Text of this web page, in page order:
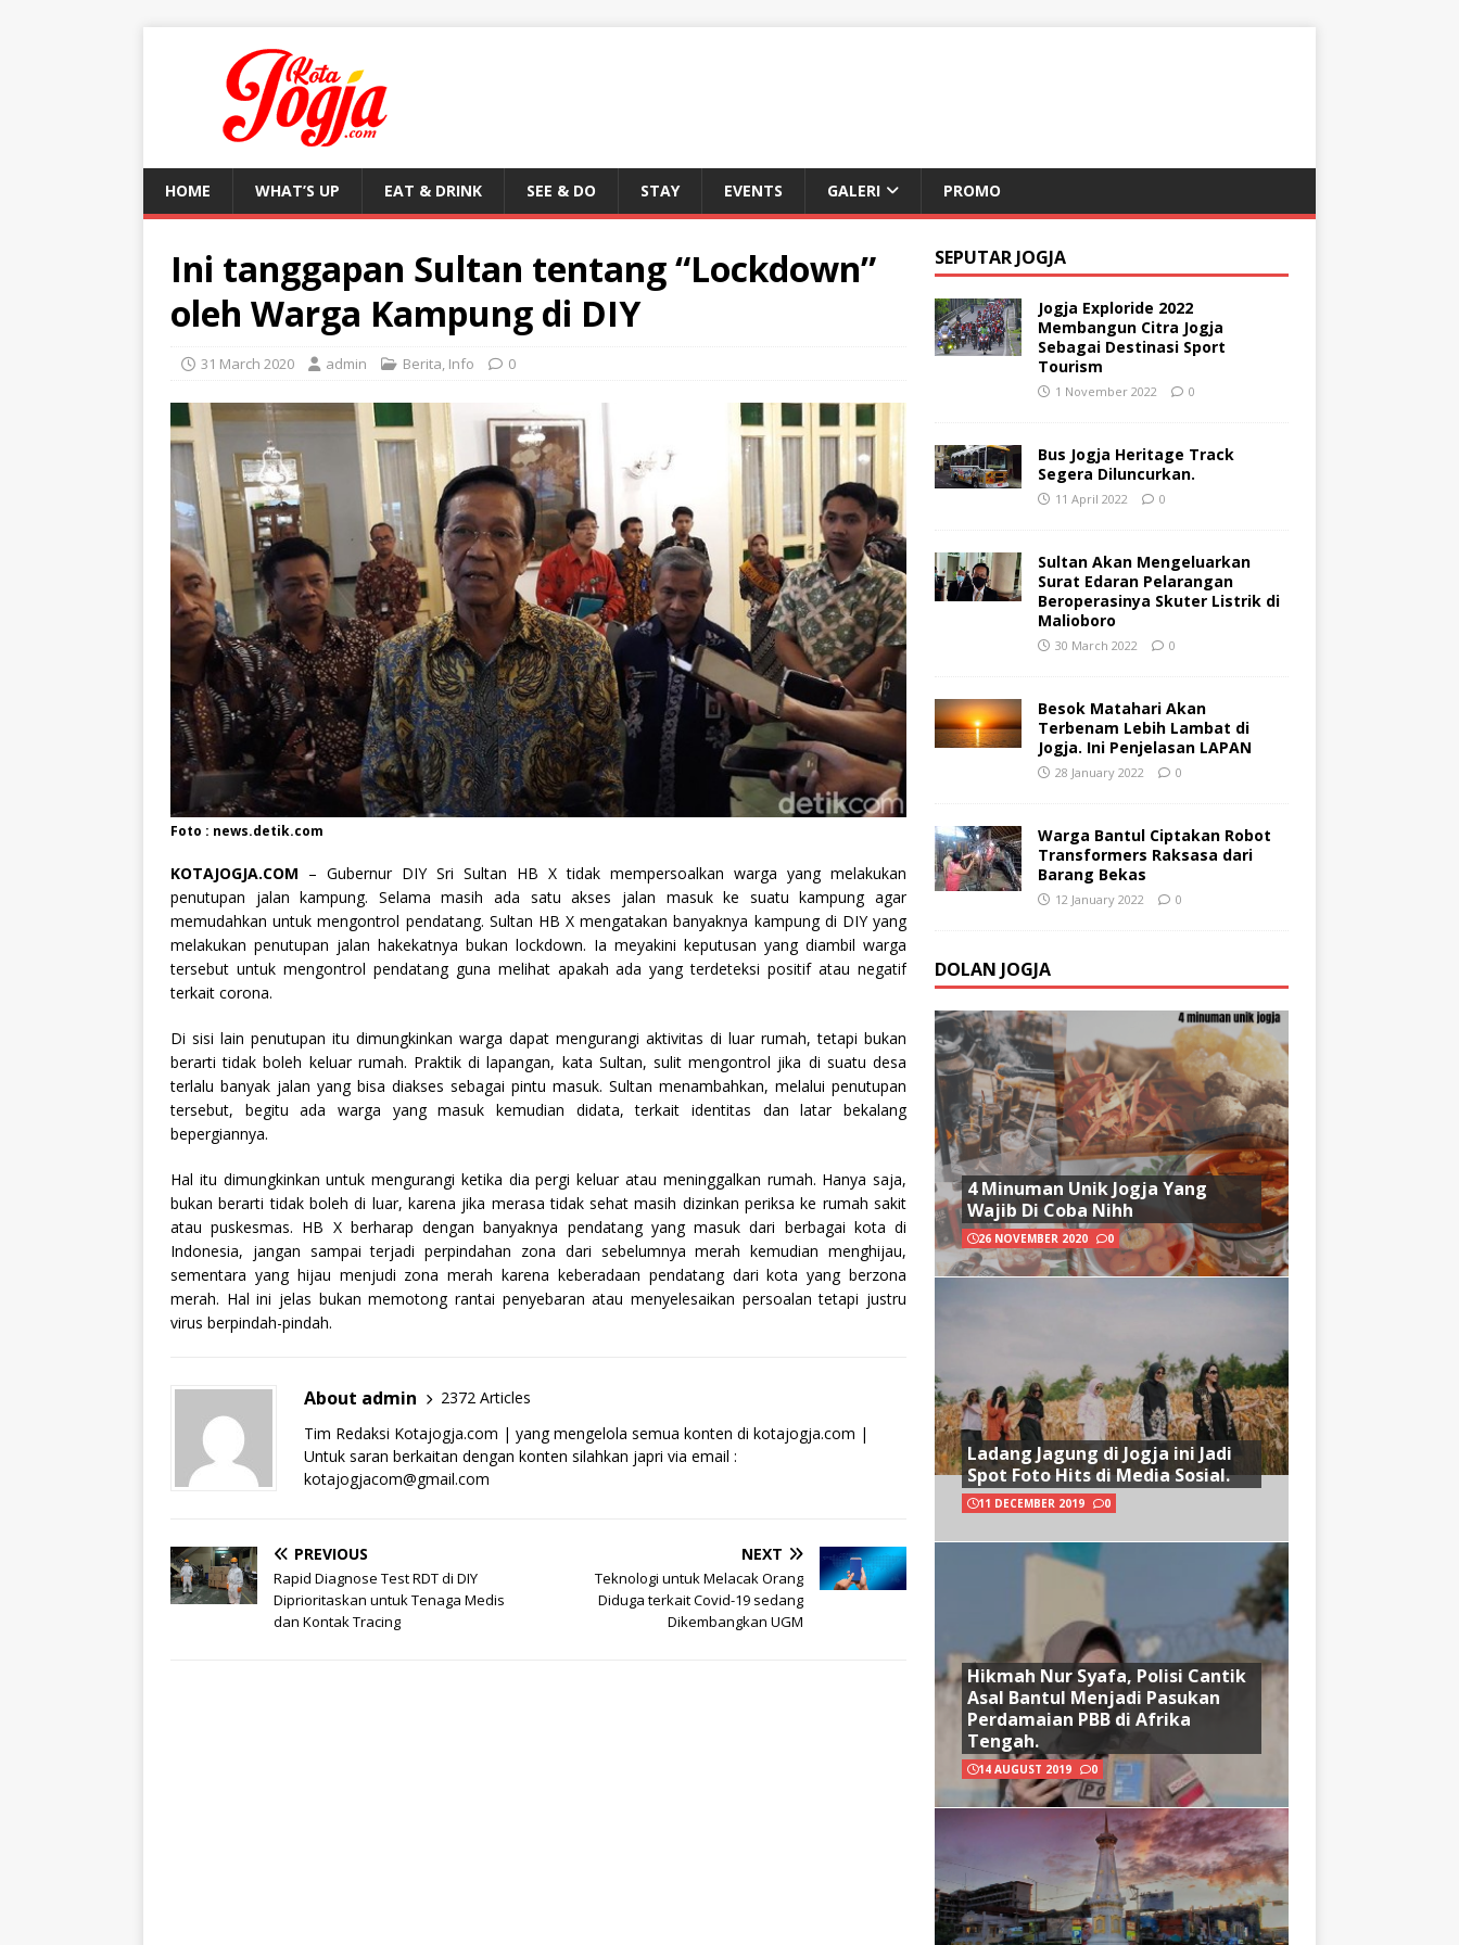
HOME WHAT’S UP EAT & DRINK SEE & DO STAY EVENTS GALERI PROMO
Ini tanggapan Sultan tentang “Lockdown”
oleh Warga Kampung di DIY
31 March 2020 admin Berita, Info 0
Foto : news.detik.com
KOTAJOGJA.COM – Gubernur DIY Sri Sultan HB X tidak mempersoalkan warga yang melakukan
penutupan jalan kampung. Selama masih ada satu akses jalan masuk ke suatu kampung agar
memudahkan untuk mengontrol pendatang. Sultan HB X mengatakan banyaknya kampung di DIY yang
melakukan penutupan jalan hakekatnya bukan lockdown. Ia meyakini keputusan yang diambil warga
tersebut untuk mengontrol pendatang guna melihat apakah ada yang terdeteksi positif atau negatif
terkait corona.
Di sisi lain penutupan itu dimungkinkan warga dapat mengurangi aktivitas di luar rumah, tetapi bukan
berarti tidak boleh keluar rumah. Praktik di lapangan, kata Sultan, sulit mengontrol jika di suatu desa
terlalu banyak jalan yang bisa diakses sebagai pintu masuk. Sultan menambahkan, melalui penutupan
tersebut, begitu ada warga yang masuk kemudian didata, terkait identitas dan latar bekalang
bepergiannya.
Hal itu dimungkinkan untuk mengurangi ketika dia pergi keluar atau meninggalkan rumah. Hanya saja,
bukan berarti tidak boleh di luar, karena jika merasa tidak sehat masih dizinkan periksa ke rumah sakit
atau puskesmas. HB X berharap dengan banyaknya pendatang yang masuk dari berbagai kota di
Indonesia, jangan sampai terjadi perpindahan zona dari sebelumnya merah kemudian menghijau,
sementara yang hijau menjudi zona merah karena keberadaan pendatang dari kota yang berzona
merah. Hal ini jelas bukan memotong rantai penyebaran atau menyelesaikan persoalan tetapi justru
virus berpindah-pindah.
About admin
2372 Articles
Tim Redaksi Kotajogja.com | yang mengelola semua konten di kotajogja.com |
Untuk saran berkaitan dengan konten silahkan japri via email :
kotajogjacom@gmail.com
PREVIOUS
Rapid Diagnose Test RDT di DIY
Diprioritaskan untuk Tenaga Medis
dan Kontak Tracing
NEXT
Teknologi untuk Melacak Orang
Diduga terkait Covid-19 sedang
Dikembangkan UGM
SEPUTAR JOGJA
Jogja Exploride 2022
Membangun Citra Jogja
Sebagai Destinasi Sport
Tourism
1 November 2022 0
Bus Jogja Heritage Track
Segera Diluncurkan.
11 April 2022 0
Sultan Akan Mengeluarkan
Surat Edaran Pelarangan
Beroperasinya Skuter Listrik di
Malioboro
30 March 2022 0
Besok Matahari Akan
Terbenam Lebih Lambat di
Jogja. Ini Penjelasan LAPAN
28 January 2022 0
Warga Bantul Ciptakan Robot
Transformers Raksasa dari
Barang Bekas
12 January 2022 0
DOLAN JOGJA
4 Minuman Unik Jogja Yang
Wajib Di Coba Nihh
26 NOVEMBER 2020 0
Ladang Jagung di Jogja ini Jadi
Spot Foto Hits di Media Sosial.
11 DECEMBER 2019 0
Hikmah Nur Syafa, Polisi Cantik
Asal Bantul Menjadi Pasukan
Perdamaian PBB di Afrika
Tengah.
14 AUGUST 2019 0